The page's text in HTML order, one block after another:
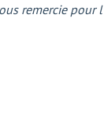
remercie